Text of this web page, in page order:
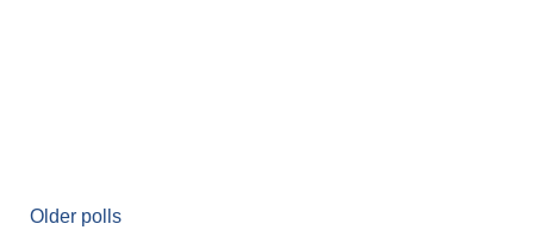
Older polls